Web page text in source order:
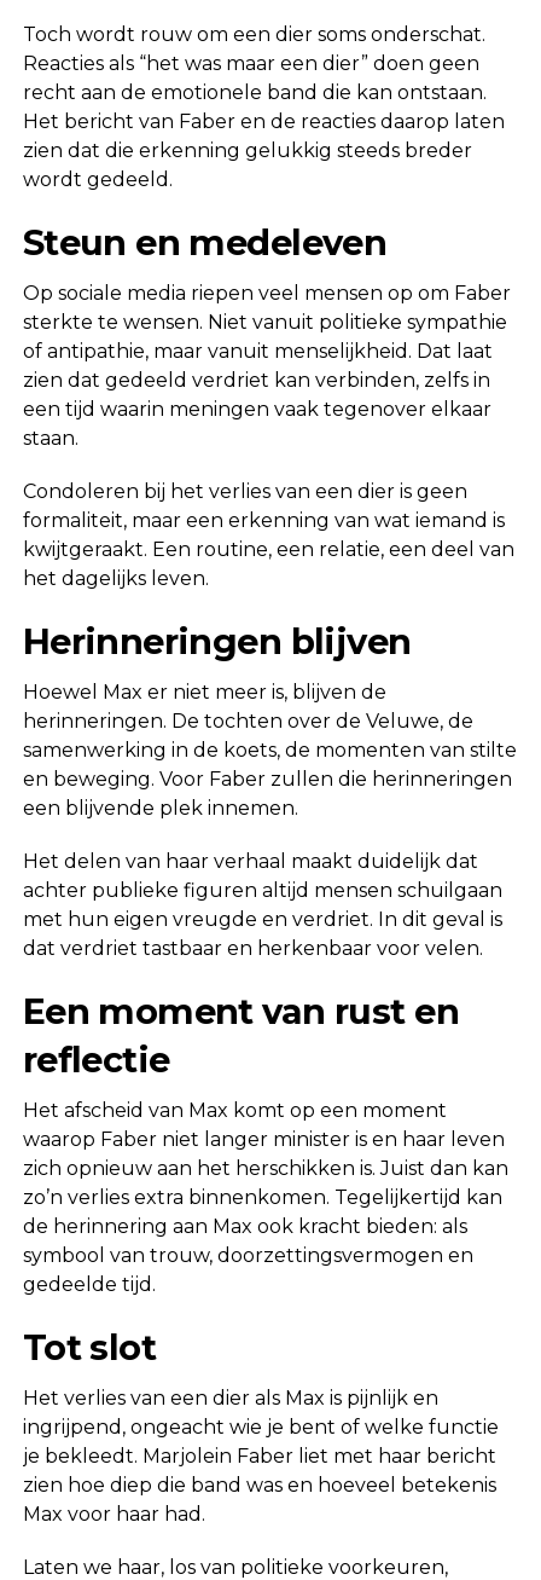
Toch wordt rouw om een dier soms onderschat.
Reacties als “het was maar een dier” doen geen
recht aan de emotionele band die kan ontstaan.
Het bericht van Faber en de reacties daarop laten
zien dat die erkenning gelukkig steeds breder
wordt gedeeld.
Steun en medeleven
Op sociale media riepen veel mensen op om Faber
sterkte te wensen. Niet vanuit politieke sympathie
of antipathie, maar vanuit menselijkheid. Dat laat
zien dat gedeeld verdriet kan verbinden, zelfs in
een tijd waarin meningen vaak tegenover elkaar
staan.
Condoleren bij het verlies van een dier is geen
formaliteit, maar een erkenning van wat iemand is
kwijtgeraakt. Een routine, een relatie, een deel van
het dagelijks leven.
Herinneringen blijven
Hoewel Max er niet meer is, blijven de
herinneringen. De tochten over de Veluwe, de
samenwerking in de koets, de momenten van stilte
en beweging. Voor Faber zullen die herinneringen
een blijvende plek innemen.
Het delen van haar verhaal maakt duidelijk dat
achter publieke figuren altijd mensen schuilgaan
met hun eigen vreugde en verdriet. In dit geval is
dat verdriet tastbaar en herkenbaar voor velen.
Een moment van rust en
reflectie
Het afscheid van Max komt op een moment
waarop Faber niet langer minister is en haar leven
zich opnieuw aan het herschikken is. Juist dan kan
zo’n verlies extra binnenkomen. Tegelijkertijd kan
de herinnering aan Max ook kracht bieden: als
symbool van trouw, doorzettingsvermogen en
gedeelde tijd.
Tot slot
Het verlies van een dier als Max is pijnlijk en
ingrijpend, ongeacht wie je bent of welke functie
je bekleedt. Marjolein Faber liet met haar bericht
zien hoe diep die band was en hoeveel betekenis
Max voor haar had.
Laten we haar, los van politieke voorkeuren,